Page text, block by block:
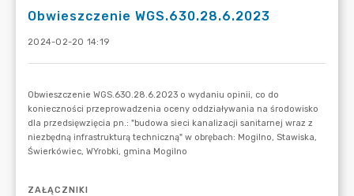
Obwieszczenie WGS.630.28.6.2023
2024-02-20 14:19
ZAŁĄCZNIKI